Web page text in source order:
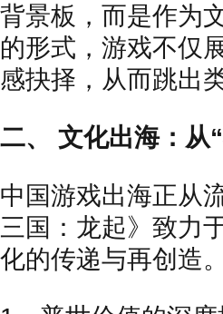
背景板，而是作为
的形式，游戏不仅
感抉择，从而跳出
二、 文化出海：从
中国游戏出海正从
三国：龙起》致力
化的传递与再创造。